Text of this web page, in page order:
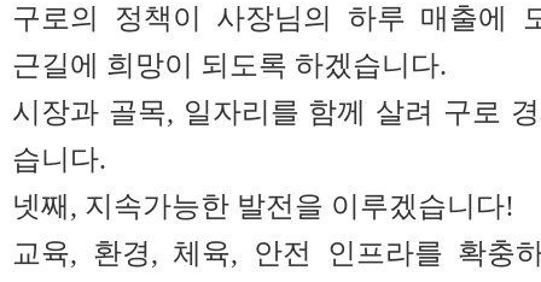
구로의 정책이 사장님의 하루 매출에
근길에 희망이 되도록 하겠습니다.
시장과 골목, 일자리를 함께 살려 구로
습니다.
넷째, 지속가능한 발전을 이루겠습니다!
교육, 환경, 체육, 안전 인프라를 확충